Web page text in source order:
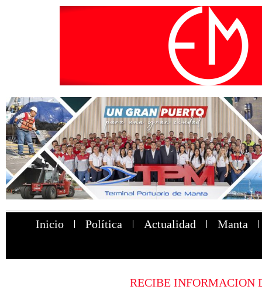
Inicio Política Actualidad Manta
RECIBE INFORMACION